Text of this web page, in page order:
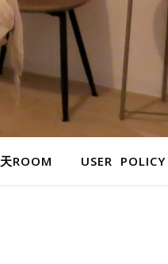
ROOM USER POLICY